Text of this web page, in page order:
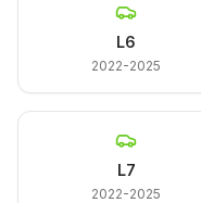
L6
2022-2025
L7
2022-2025